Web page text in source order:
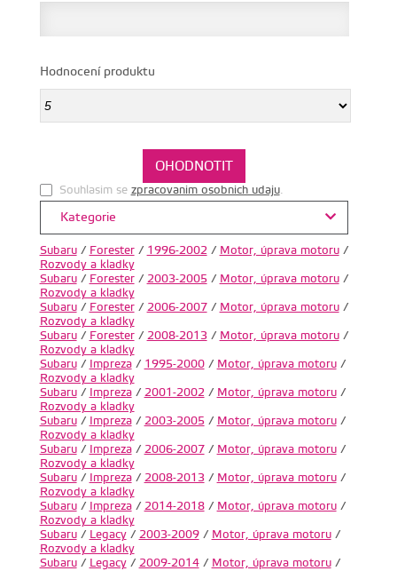
Hodnocení produktu
Souhlasim se zpracovanim osobnich udaju.
Kategorie
Subaru/ Forester/ 1996-2002 / Motor, úprava motoru/
Rozvody a kladky
Subaru/ Forester/ 2003-2005/ Motor, úprava motoru/
Rozvody a kladky
Subaru/ Forester/ 2006-2007/ Motor, úprava motoru/
Rozvody a kladky
Subaru/ Forester/ 2008-2013/ Motor, úprava motoru/
Rozvody a kladky
Subaru/ Impreza/ 1995-2000/ Motor, úprava motoru/
Rozvody a kladky
Subaru/ Impreza/ 2001-2002 / Motor, úprava motoru/
Rozvody a kladky
Subaru/ Impreza/ 2003-2005/ Motor, úprava motoru/
Rozvody a kladky
Subaru/ Impreza/ 2006-2007/ Motor, úprava motoru/
Rozvody a kladky
Subaru/ Impreza/ 2008-2013/ Motor, úprava motoru/
Rozvody a kladky
Subaru/ Impreza/ 2014-2018/ Motor, úprava motoru/
Rozvody a kladky
Subaru/ Legacy/ 2003-2009/ Motor, úprava motoru/
Rozvody a kladky
Subaru/ Legacy/ 2009-2014/ Motor, úprava motoru/